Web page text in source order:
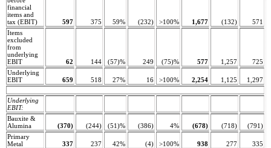
financial
items and
tax (EBIT)
597 375 59% (232) >100% 1,677 (132)
571
Items
excluded
from
underlying
EBIT
62 144 (57)% 249 (75)% 577 1,257
725
Underlying
EBIT
659 518 27% 16 >100% 2,254 1,125 1,297
Underlying
EBIT:
Bauxite &
Alumina
(370) (244) (51)% (386) 4% (678) (718)
(791)
Primary
Metal
337 237 42% (4) >100% 938 277
335